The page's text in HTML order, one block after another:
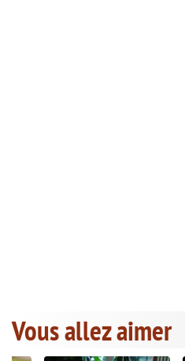
Vous allez aimer